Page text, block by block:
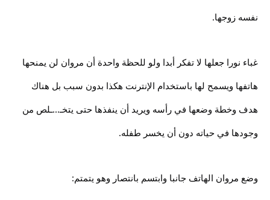
نفسه زوجها.
غباء نورا جعلها لا تفكر أبدا ولو للحظة واحدة أن مروان لن يمنحها
هاتفها ويسمح لها باستخدام الإنترنت هكذا بدون سبب بل هناك
هدف وخطة وضعها في رأسه ويريد أن ينفذها حتى يتخـ...ـلص من
وجودها في حياته دون أن يخسر طفله.
وضع مروان الهاتف جانبا وابتسم بانتصار وهو يتمتم: